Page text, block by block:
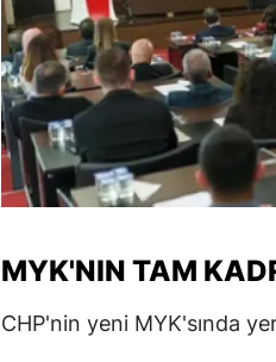
MYK'NIN TAM
CHP'nin yeni MYK'sında